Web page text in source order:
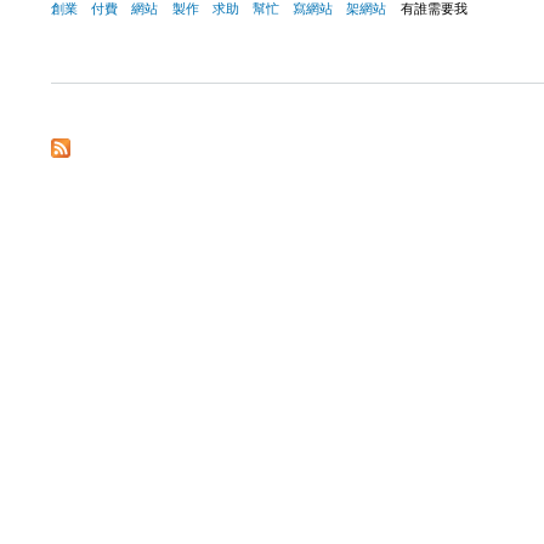
創業 付費 網站 製作 求助 幫忙 寫網站 架網站 有誰需要我